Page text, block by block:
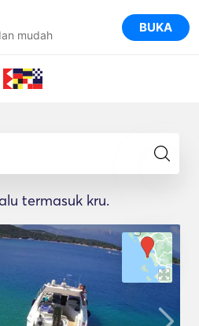
mudah BUKA
termasuk kru.